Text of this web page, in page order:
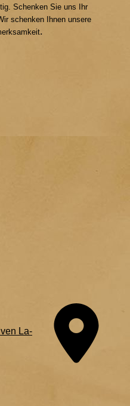
Schenken Sie uns Ihr
schenken Ihnen unsere
.
La­